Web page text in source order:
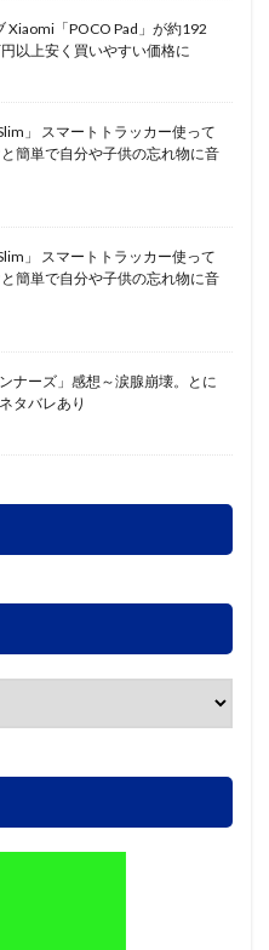
Xiaomi「POCO Pad」が約192
以上安く買いやすい価格に
」 スマートトラッカー使って
簡単で自分や子供の忘れ物に音
」 スマートトラッカー使って
簡単で自分や子供の忘れ物に音
ナーズ」感想～涙腺崩壊。とに
タバレあり